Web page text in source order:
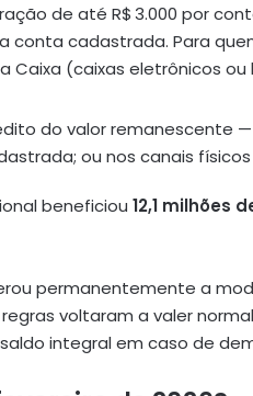
de até R$ 3.000 por
cadastrada. Para
Caixa (caixas eletrônicos
do valor remanescente
ou nos canais
beneficiou 12,1 milhões
permanentemente a
voltaram a valer
integral em caso de